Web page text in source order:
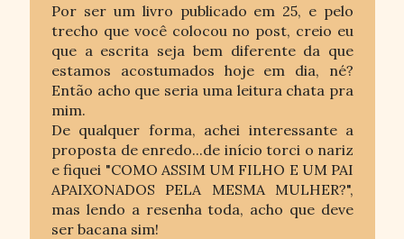
Por ser um livro publicado em 25, e pelo
trecho que você colocou no post, creio eu
que a escrita seja bem diferente da que
estamos acostumados hoje em dia, né?
Então acho que seria uma leitura chata pra
mim.
De qualquer forma, achei interessante a
proposta de enredo...de início torci o nariz
e fiquei "COMO ASSIM UM FILHO E UM PAI
APAIXONADOS PELA MESMA MULHER?",
mas lendo a resenha toda, acho que deve
ser bacana sim!